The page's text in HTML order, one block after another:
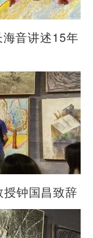
音讲述15年
钟国昌致辞